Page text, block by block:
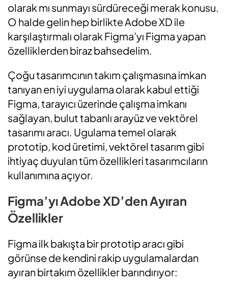
olarak mı sunmayı sürdüreceği merak konusu.
O halde gelin hep birlikte Adobe XD ile
karşılaştırmalı olarak Figma’yı Figma yapan
özelliklerden biraz bahsedelim.
Çoğu tasarımcının takım çalışmasına imkan
tanıyan en iyi uygulama olarak kabul ettiği
Figma, tarayıcı üzerinde çalışma imkanı
sağlayan, bulut tabanlı arayüz ve vektörel
tasarımı aracı. Ugulama temel olarak
prototip, kod üretimi, vektörel tasarım gibi
ihtiyaç duyulan tüm özellikleri tasarımcıların
kullanımına açıyor.
Figma’yı Adobe XD’den Ayıran
Özellikler
Figma ilk bakışta bir prototip aracı gibi
görünse de kendini rakip uygulamalardan
ayıran birtakım özellikler barındırıyor: